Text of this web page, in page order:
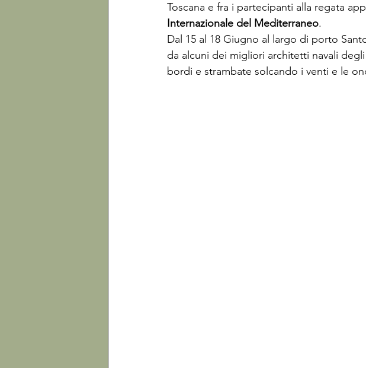
Toscana e fra i partecipanti alla regata
Internazionale del Mediterraneo.
Dal 15 al 18 Giugno al largo di porto
da alcuni dei migliori architetti navali
bordi e strambate solcando i venti e le